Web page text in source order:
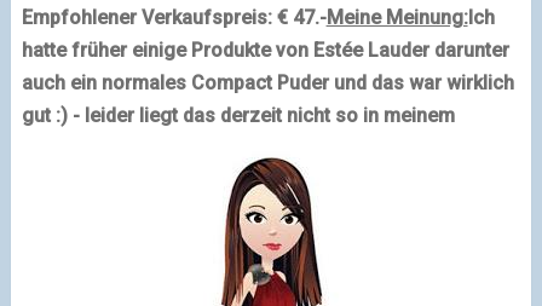
Empfohlener Verkaufspreis: € 47.-Meine Meinung:Ich
hatte früher einige Produkte von Estée Lauder darunter
auch ein normales Compact Puder und das war wirklich
gut :) - leider liegt das derzeit nicht so in meinem